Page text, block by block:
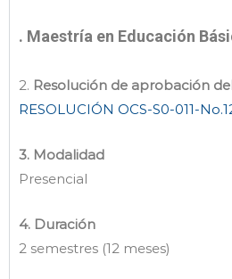
. Maestría en Educación
2. Resolución de aprobación
RESOLUCIÓN OCS-S0-011-
3. Modalidad
Presencial
4. Duración
2 semestres (12 meses)